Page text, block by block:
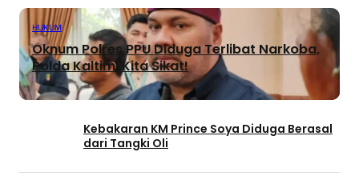
HUKUM
Oknum Polres PPU Diduga Terlibat Narkoba,
Polda Kaltim: Kita Sikat!
Kebakaran KM Prince Soya Diduga Berasal
dari Tangki Oli